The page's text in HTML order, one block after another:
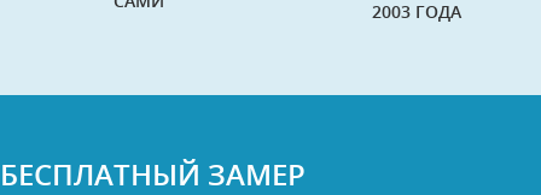
2003 ГОДА
БЕСПЛАТНЫЙ ЗАМЕР